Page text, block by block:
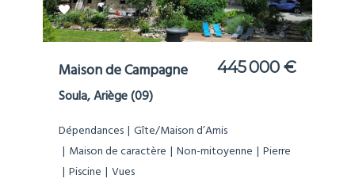
Maison de Campagne 445 000 €
Soula, Ariège (09)
Dépendances Gîte/Maison d’Amis
Maison de caractère
Non-mitoyenne
Pierre
Piscine
Vues